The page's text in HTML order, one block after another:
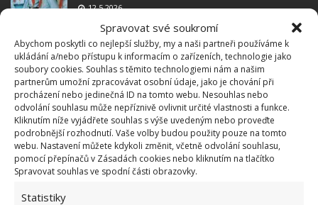
Spravovat své soukromí
Abychom poskytli co nejlepší služby, my a naši partneři používáme k
ukládání a/nebo přístupu k informacím o zařízeních, technologie jako
soubory cookies. Souhlas s těmito technologiemi nám a našim
partnerům umožní zpracovávat osobní údaje, jako je chování při
procházení nebo jedinečná ID na tomto webu. Nesouhlas nebo
odvolání souhlasu může nepříznivě ovlivnit určité vlastnosti a funkce.
Kliknutím níže vyjádřete souhlas s výše uvedeným nebo proveďte
podrobnější rozhodnutí. Vaše volby budou použity pouze na tomto
webu. Nastavení můžete kdykoli změnit, včetně odvolání souhlasu,
pomocí přepínačů v Zásadách cookies nebo kliknutím na tlačítko
Spravovat souhlas ve spodní části obrazovky.
Statistiky
12.5.2026
Test znalostí o každodenní realitě za
komunismu: 10 retro otázek ukáže, kdo má
dobrý přehled
23.6.2026
Retro kvíz o oblíbených autech v dobách
socialismu: Tehdejší řidiči musí získat 10 z 10
bodů
6.5.2026